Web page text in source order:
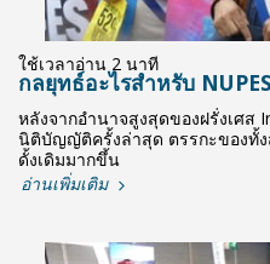
ใช้เวลาอ่าน 2 นาที
กลยุทธ์อะไรสำหรับ
หลังจากอำนาจสูงสุดของฝรั่งเศส
นิติบัญญัติครั้งล่าสุด ตรรกะของทั้
ดั้งเดิมมากขึ้น
อ่านเพิ่มเติม